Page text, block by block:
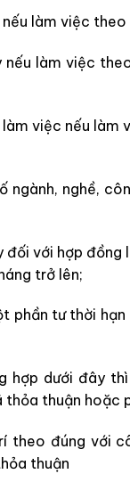
làm việc
làm việc
việc nếu làm
ngành, nghề,
đối với hợp
trở lên;
phần tư thời
hợp dưới đây
thuận hoặc
theo đúng với
thuận